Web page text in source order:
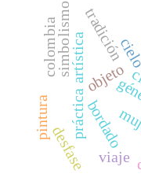
objeto
bordado
tradición
práctica artística
desfase viaje
simbolismo
pintura
colombia